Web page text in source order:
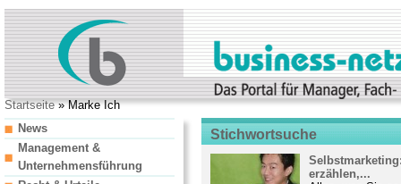
Startseite» Marke Ich
Stichwortsuche
erzählen,...
News
Management &
Unternehmensführung